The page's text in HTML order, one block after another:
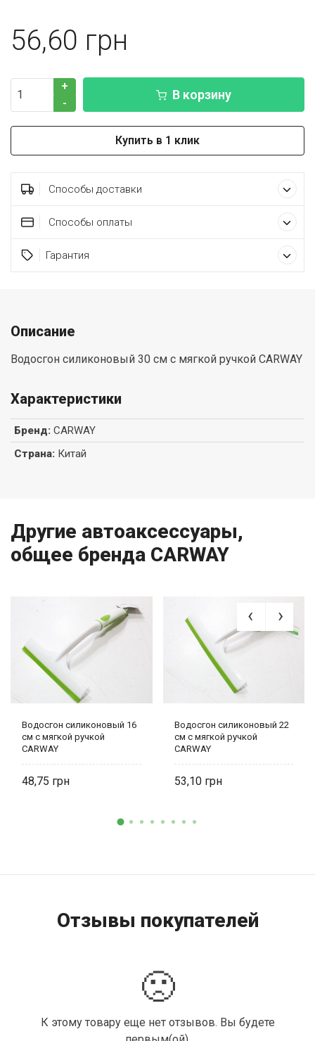
56,60
+
-
В корзину
Купить в 1 клик
Способы доставки
Способы оплаты
Гарантия
Описание
Водосгон силиконовый 30 см с мягкой ручкой CARWAY
Характеристики
Бренд: CARWAY
Страна: Китай
Другие автоаксессуары,
общее бренда CARWAY
Водосгон силиконовый 16
см с мягкой ручкой
CARWAY
48,75
Водосгон силиконовый 22
см с мягкой ручкой
CARWAY
53,10
Отзывы покупателей
🙁
К этому товару еще нет отзывов. Вы будете